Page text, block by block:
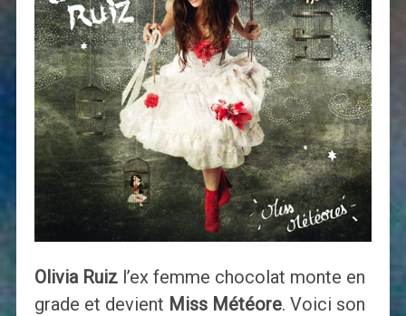
Olivia Ruizl’ex femme chocolat monte en
grade et devient Miss Météore. Voici son